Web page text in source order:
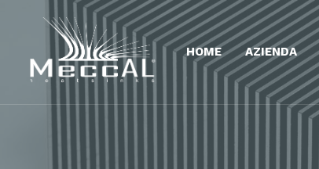
HOME AZIENDA